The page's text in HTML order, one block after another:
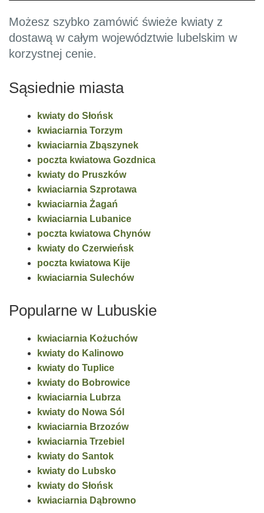
Możesz szybko zamówić świeże kwiaty z
dostawą w całym województwie lubelskim w
korzystnej cenie.
Sąsiednie miasta
kwiaty do Słońsk
kwiaciarnia Torzym
kwiaciarnia Zbąszynek
poczta kwiatowa Gozdnica
kwiaty do Pruszków
kwiaciarnia Szprotawa
kwiaciarnia Żagań
kwiaciarnia Lubanice
poczta kwiatowa Chynów
kwiaty do Czerwieńsk
poczta kwiatowa Kije
kwiaciarnia Sulechów
Popularne w Lubuskie
kwiaciarnia Kożuchów
kwiaty do Kalinowo
kwiaty do Tuplice
kwiaty do Bobrowice
kwiaciarnia Lubrza
kwiaty do Nowa Sól
kwiaciarnia Brzozów
kwiaciarnia Trzebiel
kwiaty do Santok
kwiaty do Lubsko
kwiaty do Słońsk
kwiaciarnia Dąbrowno